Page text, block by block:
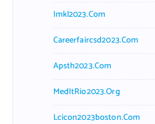
Imkl2023.com
Careerfaircsd2023.com
Apsth2023.com
MedItRio2023.org
Lcicon2023boston.com